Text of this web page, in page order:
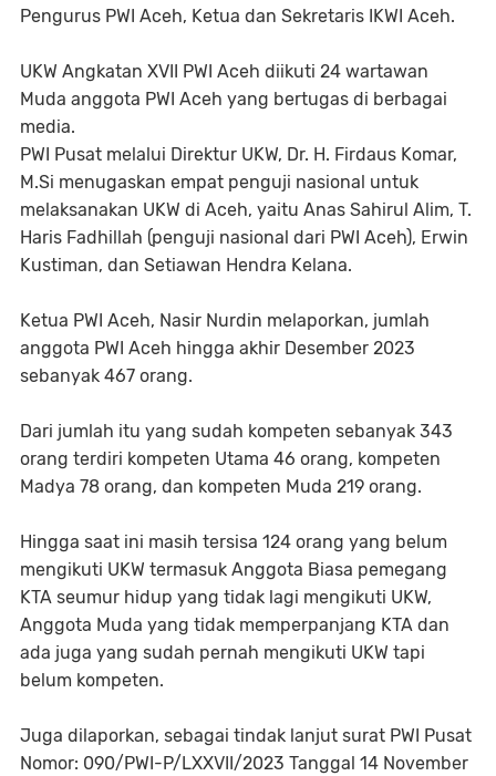
Pengurus PWI Aceh, Ketua dan Sekretaris IKWI Aceh.
UKW Angkatan XVII PWI Aceh diikuti 24 wartawan
Muda anggota PWI Aceh yang bertugas di berbagai
media.
PWI Pusat melalui Direktur UKW, Dr. H. Firdaus Komar,
M.Si menugaskan empat penguji nasional untuk
melaksanakan UKW di Aceh, yaitu Anas Sahirul Alim, T.
Haris Fadhillah (penguji nasional dari PWI Aceh), Erwin
Kustiman, dan Setiawan Hendra Kelana.
Ketua PWI Aceh, Nasir Nurdin melaporkan, jumlah
anggota PWI Aceh hingga akhir Desember 2023
sebanyak 467 orang.
Dari jumlah itu yang sudah kompeten sebanyak 343
orang terdiri kompeten Utama 46 orang, kompeten
Madya 78 orang, dan kompeten Muda 219 orang.
Hingga saat ini masih tersisa 124 orang yang belum
mengikuti UKW termasuk Anggota Biasa pemegang
KTA seumur hidup yang tidak lagi mengikuti UKW,
Anggota Muda yang tidak memperpanjang KTA dan
ada juga yang sudah pernah mengikuti UKW tapi
belum kompeten.
Juga dilaporkan, sebagai tindak lanjut surat PWI Pusat
Nomor: 090/PWI-P/LXXVII/2023 Tanggal 14 November